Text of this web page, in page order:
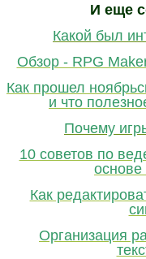
И еще
Какой был
Обзор - RPG
Как прошел
и что
Почему
10 советов по
основе
Как
Организация